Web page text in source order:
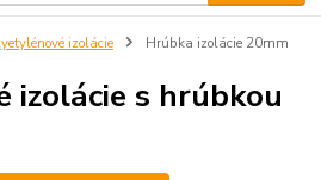
izolácie Hrúbka izolácie 20mm
izolácie s hrúbkou